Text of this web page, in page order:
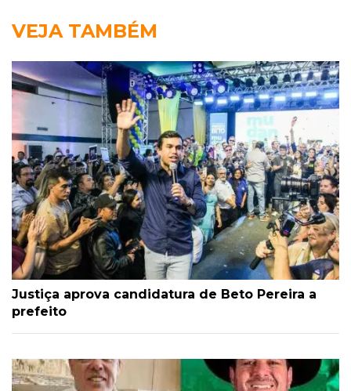
VEJA TAMBÉM
Justiça aprova candidatura de Beto Pereira a
prefeito